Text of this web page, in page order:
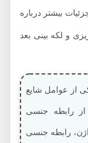
درباره
بینی بعد
عوامل شایع
جنسی
جنسی